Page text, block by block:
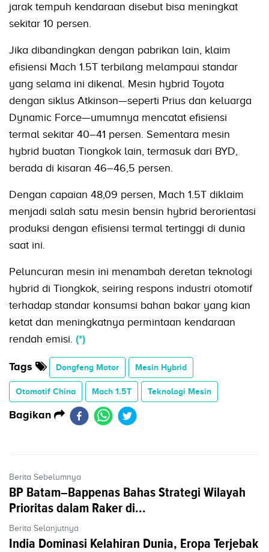
jarak tempuh kendaraan disebut bisa meningkat
sekitar 10 persen.
Jika dibandingkan dengan pabrikan lain, klaim
efisiensi Mach 1.5T terbilang melampaui standar
yang selama ini dikenal. Mesin hybrid Toyota
dengan siklus Atkinson—seperti Prius dan keluarga
Dynamic Force—umumnya mencatat efisiensi
termal sekitar 40–41 persen. Sementara mesin
hybrid buatan Tiongkok lain, termasuk dari BYD,
berada di kisaran 46–46,5 persen.
Dengan capaian 48,09 persen, Mach 1.5T diklaim
menjadi salah satu mesin bensin hybrid berorientasi
produksi dengan efisiensi termal tertinggi di dunia
saat ini.
Peluncuran mesin ini menambah deretan teknologi
hybrid di Tiongkok, seiring respons industri otomotif
terhadap standar konsumsi bahan bakar yang kian
ketat dan meningkatnya permintaan kendaraan
rendah emisi. (*)
Tags Dongfeng Motor Mesin Hybrid
Otomotif China Mach 1.5T Teknologi Mesin
Bagikan
Berita Sebelumnya
BP Batam–Bappenas Bahas Strategi Wilayah
Prioritas dalam Raker di...
Berita Selanjutnya
India Dominasi Kelahiran Dunia, Eropa Terjebak